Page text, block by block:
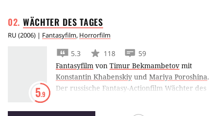
WÄCHTER DESTAGES
RU (2006) | Fantasyfilm, Horrorfilm
5.9
5.3 118
59
Fantasyfilm von Timur Bekmambetov mit
Konstantin Khabenskiy und Mariya Poroshina.
Der russische Fantasy-Actionfilm Wächter des
zwischen Gut und Böse, der in Wächter der